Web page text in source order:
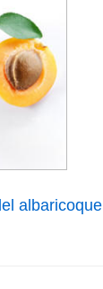
albaricoque